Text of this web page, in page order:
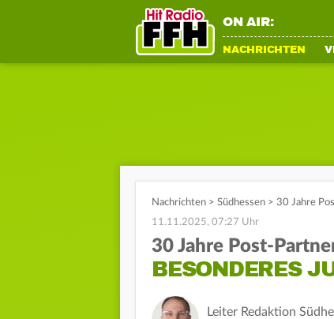
ON AIR:
NACHRICHTEN
Nachrichten > Südhessen > 30 Jahre
11.11.2025, 07:27 Uhr
30 Jahre Post-
BESONDERES
Leiter Redaktion